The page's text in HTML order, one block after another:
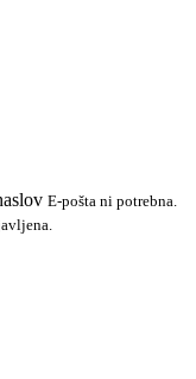
E-pošta ni potrebna.